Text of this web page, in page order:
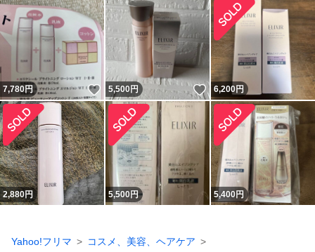
7,780円 いいね！
5,500円 いいね！
6,200円
2,880円 5,500円 5,400円
Yahoo!フリマ
コスメ、美容、ヘアケア